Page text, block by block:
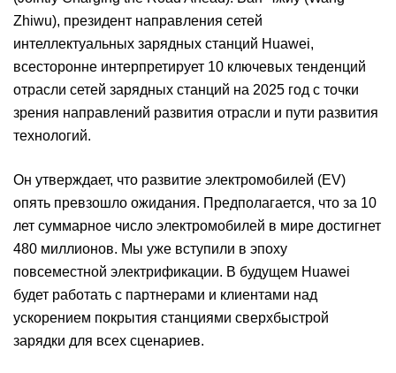
Zhiwu), президент направления сетей
интеллектуальных зарядных станций Huawei,
всесторонне интерпретирует 10 ключевых тенденций
отрасли сетей зарядных станций на 2025 год с точки
зрения направлений развития отрасли и пути развития
технологий.
Он утверждает, что развитие электромобилей (EV)
опять превзошло ожидания. Предполагается, что за 10
лет суммарное число электромобилей в мире достигнет
480 миллионов. Мы уже вступили в эпоху
повсеместной электрификации. В будущем Huawei
будет работать с партнерами и клиентами над
ускорением покрытия станциями сверхбыстрой
зарядки для всех сценариев.